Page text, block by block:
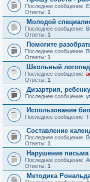
Последнее сообщение
Ответы: 1
Молодой
Последнее сообщение
Ответы: 1
Помогите
Последнее сообщение
Ответы: 1
Школьный логопед
Последнее сообщение
Ответы: 1
Дизартрия,
Последнее сообщение
Использование
Последнее сообщение
Составление
Последнее сообщение
Ответы: 1
Нарушение письма
Последнее сообщение
Ответы: 1
Методика